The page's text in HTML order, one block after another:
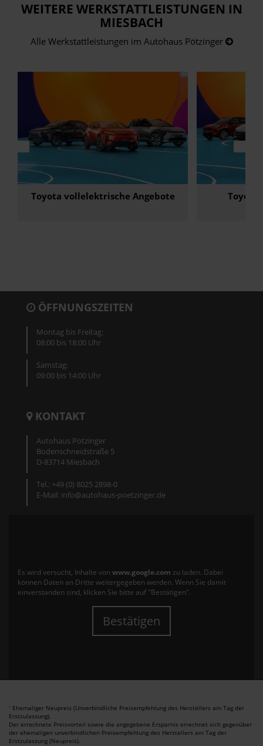
WEITERE WERKSTATTLEISTUNGEN IN
MIESBACH
Alle Werkstattleistungen im Autohaus Pötzinger
22.07.2026
Toyota vollelektrische Angebote 20.07.2026Toyota
ÖFFNUNGSZEITEN
Montag bis Freitag:
08:00 bis 18:00 Uhr
Samstag:
09:00 bis 14:00 Uhr
KONTAKT
Autohaus Pötzinger
Bodenschneidstraße 5
D-83714 Miesbach
Tel.: +49 (0) 8025 2898-0
E-Mail: info@autohaus-poetzinger.de
Es wird versucht, Inhalte von www.google.com zu laden. Dabei
können Daten an Dritte weitergegeben werden. Wenn Sie damit
einverstanden sind, klicken Sie bitte auf "Bestätigen".
Bestätigen
1 Ehemaliger Neupreis (Unverbindliche Preisempfehlung des Herstellers am Tag der
Erstzulassung).
Der errechnete Preisvorteil sowie die angegebene Ersparnis errechnet sich gegenüber
der ehemaligen unverbindlichen Preisempfehlung des Herstellers am Tag der
Erstzulassung (Neupreis).